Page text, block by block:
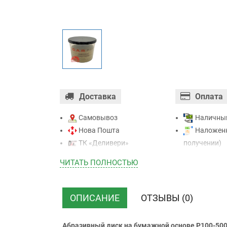
Доставка
Самовывоз
Нова Пошта
ТК «Деливери»
ТК “Justin”
ТК ”УкрПочта”
Оплата
получении)
ЧИТАТЬ ПОЛНОСТЬЮ
ОПИСАНИЕ ОТЗЫВЫ (0)